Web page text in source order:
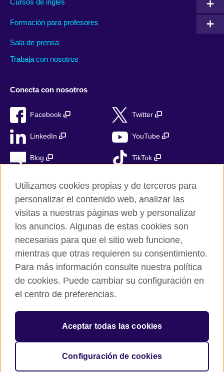
Cursos de inglés
Formación para profesores
Sala de prensa
Trabaja con nosotros
Conecta con nosotros
Facebook Twitter
LinkedIn YouTube
Blog TikTok
British Council Global
Privacidad
Aviso Legal
Cookies
Mapa del sitio
© 2026 British Council
relations and educational opportunities. A registered charity in
the UK: 209131 (England and Wales) SC037733
(Scotland). Registered in Spain as “Delegación en España de la
number 847 CUL-EXT.
Utilizamos cookies propias y de terceros para
personalizar el contenido web, analizar las
visitas a nuestras páginas web y personalizar
los anuncios. Algunas de estas cookies son
necesarias para que el sitio web funcione,
mientras que otras requieren su consentimiento.
Para más información consulte nuestra política
de cookies. Puede cambiar su configuración en
el centro de preferencias.
Aceptar todas las cookies
Configuración de cookies